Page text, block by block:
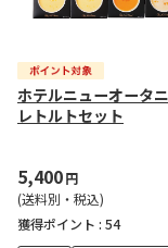
ホテルニューオータ
レトルトセット
5,400円
(送料別・税込)
獲得ポイント : 54